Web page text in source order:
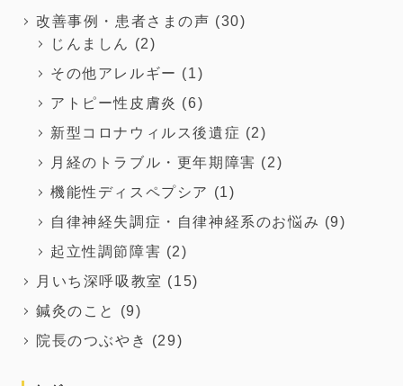
改善事例・患者さまの声 (30)
じんましん (2)
その他アレルギー (1)
アトピー性皮膚炎 (6)
新型コロナウィルス後遺症 (2)
月経のトラブル・更年期障害 (2)
機能性ディスペプシア (1)
自律神経失調症・自律神経系のお悩み (9)
起立性調節障害 (2)
月いち深呼吸教室 (15)
鍼灸のこと
(9)
院長のつぶやき
(29)